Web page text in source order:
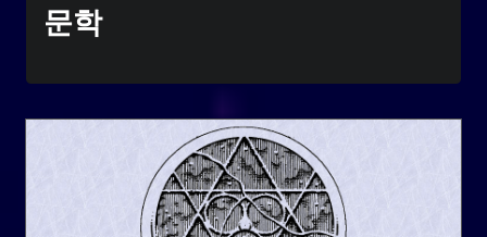
문학
(
Yuki
・雪矢
)**를 매쉬업한 것이다.
柳
는 중국의 전설에 따르면 고대 중국
의 성입니다. 성씨의 조상들은 고대 현자 왕 유순과 밀접
한 관련이 있습니다. 한국에서,
유
라는 혈통은 시